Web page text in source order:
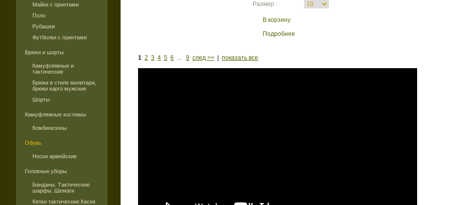
Майки с принтами
Поло
Рубашки
Футболки с принтами
Брюки и шорты
Камуфляжные и
тактические
Брюки в стиле милитари,
брюки карго мужские
Шорты
Камуфляжные костюмы
Комбинезоны
Обувь
Носки армейские
Головные уборы
Банданы. Тактические
шарфы. Шемаги
Кепки тактические.Каски
Размер :
В корзину
Подробнее
1 2 3 4 5 6 ... 9 след >> показать все